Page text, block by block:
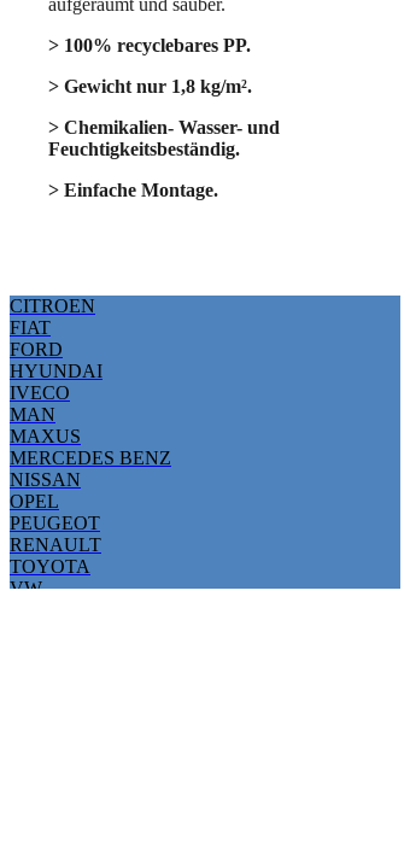
> 100% recyclebares PP.
> Gewicht nur 1,8 kg/m².
> Chemikalien- Wasser- und
Feuchtigkeitsbeständig.
> Einfache Montage.
CITROEN
FIAT
FORD
HYUNDAI
IVECO
MAN
MAXUS
MERCEDES BENZ
NISSAN
OPEL
PEUGEOT
RENAULT
TOYOTA
VW